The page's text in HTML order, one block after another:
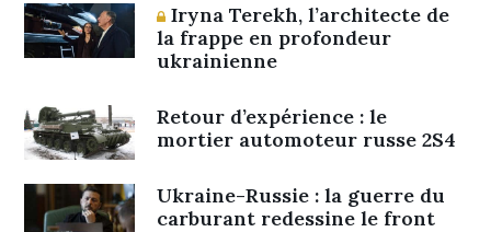
Iryna Terekh, l’architecte de
la frappe en profondeur
ukrainienne
Retour d’expérience : le
mortier automoteur russe 2S4
Ukraine-Russie : la guerre du
carburant redessine le front